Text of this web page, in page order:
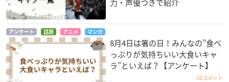
力・声優つきで紹介
アンケート 話題 アニメ マンガ
8月4日は箸の日！みんなの”食べ
っぷりが気持ちいい大食いキャ
ラ”といえば？【アンケート】
36コメント